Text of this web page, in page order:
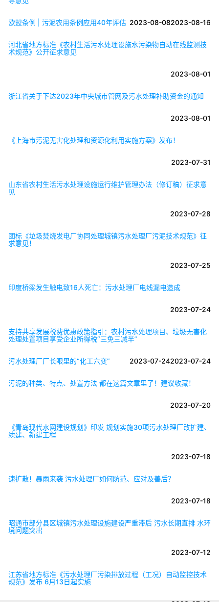
2023-08-16
欧盟条例 | 污泥农用条例应用40年评估 2023-08-08
河北省地方标准《农村生活污水处理设施水污染物自动在线监测技
术规范》公开征求意见
2023-08-01
浙江省关于下达2023年中央城市管网及污水处理补助资金的通知
2023-08-01
《上海市污泥无害化处理和资源化利用实施方案》发布！
2023-07-31
山东省农村生活污水处理设施运行维护管理办法（修订稿）征求意
见
2023-07-28
团标《垃圾焚烧发电厂协同处理城镇污水处理厂污泥技术规范》征
求意见！
2023-07-25
印度桥梁发生触电致16人死亡：污水处理厂电线漏电造成
2023-07-24
支持共享发展税费优惠政策指引：农村污水处理项目、垃圾无害化
处理处置项目享受企业所得税“三免三减半”
2023-07-24
污水处理厂厂长眼里的“化工六变” 2023-07-24
污泥的种类、特点、处置方法 都在这篇文章里了！建议收藏！
2023-07-20
《青岛现代水网建设规划》印发 规划实施30项污水处理厂改扩建、
续建、新建工程
2023-07-18
速扩散！暴雨来袭 污水处理厂如何防范、应对及善后？
2023-07-18
昭通市部分县区城镇污水处理设施建设严重滞后 污水长期直排 水环
境问题突出
2023-07-12
江苏省地方标准《污水处理厂污染排放过程（工况）自动监控技术
规范》发布 6月13日起实施